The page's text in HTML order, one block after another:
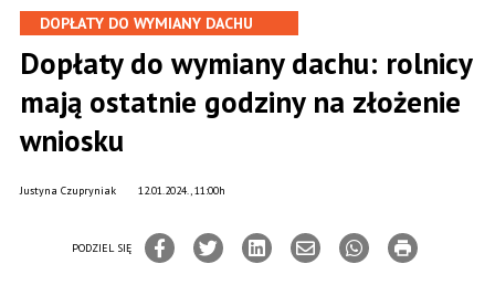
DOPŁATY DO WYMIANY DACHU
Dopłaty do wymiany dachu: rolnicy
mają ostatnie godziny na złożenie
wniosku
12.01.2024., 11:00h
Justyna Czupryniak
PODZIEL SIĘ